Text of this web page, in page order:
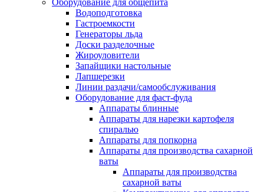
Оборудование для общепита
Водоподготовка
Гастроемкости
Генераторы льда
Доски разделочные
Жироуловители
Запайщики настольные
Лапшерезки
Линии раздачи/самообслуживания
Оборудование для фаст-фуда
Аппараты блинные
Аппараты для нарезки картофеля
спиралью
Аппараты для попкорна
Аппараты для производства сахарной
ваты
Аппараты для производства
сахарной ваты